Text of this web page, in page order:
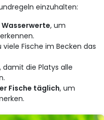
einzuhalten:
, um
viele Fische im Becken das
, damit die Platys alle
Fische täglich, um